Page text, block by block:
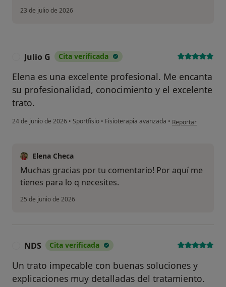
23 de julio de 2026
Julio G Cita verificada
Elena es una excelente profesional. Me encanta
su profesionalidad, conocimiento y el excelente
trato.
24 de junio de 2026 • Sportfisio • Fisioterapia avanzada • en opinión del
Reportar
Elena Checa
Muchas gracias por tu comentario! Por aquí me
tienes para lo q necesites.
25 de junio de 2026
NDS Cita verificada
Un trato impecable con buenas soluciones y
explicaciones muy detalladas del tratamiento.